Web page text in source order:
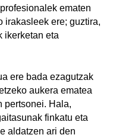
ematen
irakasleek ere; guztira,
ikerketan eta
ere bada ezagutzak
aukera ematea
pertsonei. Hala,
finkatu eta
aldatzen ari den